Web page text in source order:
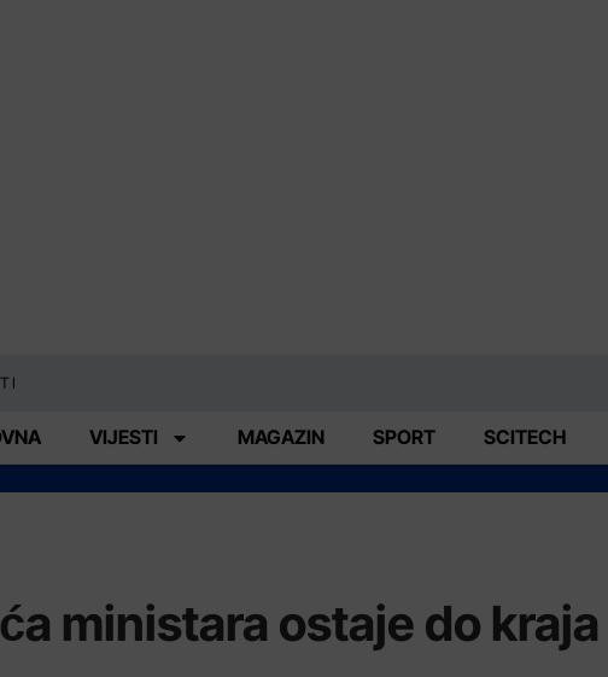
VIJESTI MAGAZIN SPORT SCITECH
ministara ostaje do kraja